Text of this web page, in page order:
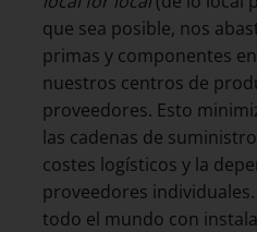
que sea posible, nos
primas y componentes
nuestros centros de
proveedores. Esto
las cadenas de
costes logísticos y la
proveedores
todo el mundo con